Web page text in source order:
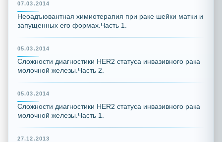
07.03.2014
Неоадъювантная химиотерапия при раке шейки матки и
запущенных его формах.Часть 1.
05.03.2014
Сложности диагностики HER2 статуса инвазивного рака
молочной железы.Часть 2.
05.03.2014
Сложности диагностики HER2 статуса инвазивного рака
молочной железы.Часть 1.
27.12.2013